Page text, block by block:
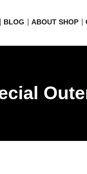
BLOG ABOUT SHOP